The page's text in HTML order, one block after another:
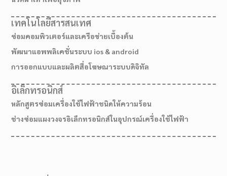
เทคโนโลยีสารสนเทศ
ซ่อมคอมพิวเตอร์และเครือข่ายเบื้องต้น
พัฒนาแอพพลิเคชั่นระบบ ios & android
การออกแบบและผลิตสื่อโฆษณาระบบดิจิทัล
อิเล็กทรอนิกส์
หลักสูตรซ่อมเครื่องใช้ไฟฟ้าชนิดให้ความร้อน
ช่างซ่อมแผงวงจรอิเล็กทรอนิกส์ในอุปกรณ์เครื่องใช้ไฟฟ้า